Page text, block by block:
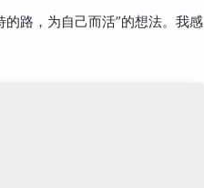
路，为自己而活”的想法。我感